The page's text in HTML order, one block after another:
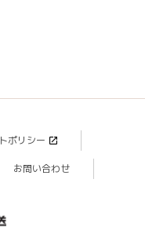
ポリシー
お問い合わせ